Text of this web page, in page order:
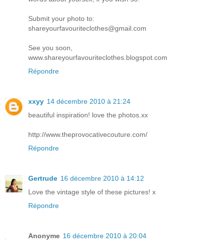
Submit your photo to:
shareyourfavouriteclothes@gmail.com
See you soon,
www.shareyourfavouriteclothes.blogspot.com
Répondre
xxyy 14 décembre 2010 à 21:24
beautiful inspiration! love the photos.xx
http://www.theprovocativecouture.com/
Répondre
Gertrude 16 décembre 2010 à 14:12
Love the vintage style of these pictures! x
Répondre
Anonyme 16 décembre 2010 à 20:04